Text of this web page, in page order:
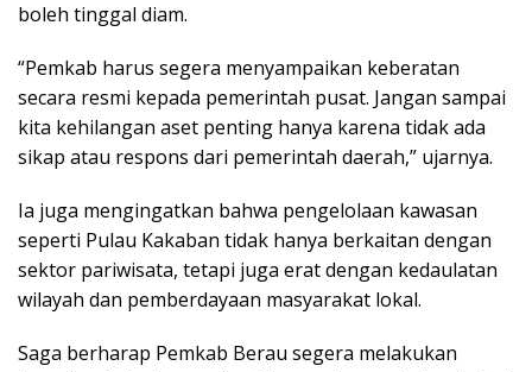
boleh tinggal diam.
“Pemkab harus segera menyampaikan keberatan
secara resmi kepada pemerintah pusat. Jangan sampai
kita kehilangan aset penting hanya karena tidak ada
sikap atau respons dari pemerintah daerah,” ujarnya.
Ia juga mengingatkan bahwa pengelolaan kawasan
seperti Pulau Kakaban tidak hanya berkaitan dengan
sektor pariwisata, tetapi juga erat dengan kedaulatan
wilayah dan pemberdayaan masyarakat lokal.
Saga berharap Pemkab Berau segera melakukan